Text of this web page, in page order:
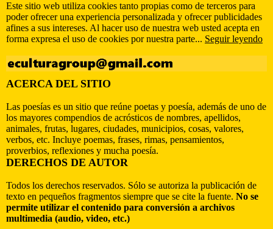
Este sitio web utiliza cookies tanto propias como de terceros para
poder ofrecer una experiencia personalizada y ofrecer publicidades
afines a sus intereses. Al hacer uso de nuestra web usted acepta en
forma expresa el uso de cookies por nuestra parte... Seguir leyendo
ACERCA DEL SITIO
Las poesías es un sitio que reúne poetas y poesía, además de uno de
los mayores compendios de acrósticos de nombres, apellidos,
animales, frutas, lugares, ciudades, municipios, cosas, valores,
verbos, etc. Incluye poemas, frases, rimas, pensamientos,
proverbios, reflexiones y mucha poesía.
DERECHOS DE AUTOR
Todos los derechos reservados. Sólo se autoriza la publicación de
texto en pequeños fragmentos siempre que se cite la fuente. No se
permite utilizar el contenido para conversión a archivos
multimedia (audio, video, etc.)